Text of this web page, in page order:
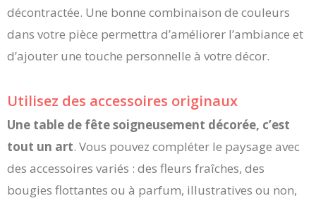
décontractée. Une bonne combinaison de couleurs
dans votre pièce permettra d’améliorer l’ambiance et
d’ajouter une touche personnelle à votre décor.
Utilisez des accessoires originaux
Une table de fête soigneusement décorée, c’est
tout un art. Vous pouvez compléter le paysage avec
des accessoires variés : des fleurs fraîches, des
bougies flottantes ou à parfum, illustratives ou non,